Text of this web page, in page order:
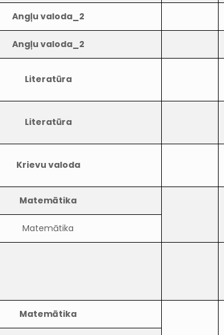
Angļu valoda_2
Angļu valoda_2
Literatūra
Literatūra
Krievu valoda
Matemātika
Matemātika
Matemātika